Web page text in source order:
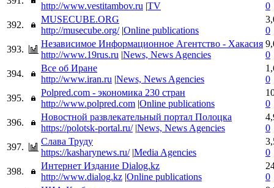
http://www.vestitambov.ru |TV
0
392.
MUSECUBE.ORG
http://musecube.org/ |Online publications
0
393.
Независимое Информационное Агентство - Хакасия
http://www.19rus.ru |News, News Agencies
0
394.
Все об Иране
http://www.iran.ru |News, News Agencies
0
395.
Polpred.com - экономика 230 стран
http://www.polpred.com |Online publications
0
396.
Новостной развлекательный портал Полоцка
https://polotsk-portal.ru/ |News, News Agencies
0
397.
Слава Труду
https://kasharynews.ru/ |Media Agencies
0
398.
Интернет Издание Dialog.kz
http://www.dialog.kz |Online publications
0